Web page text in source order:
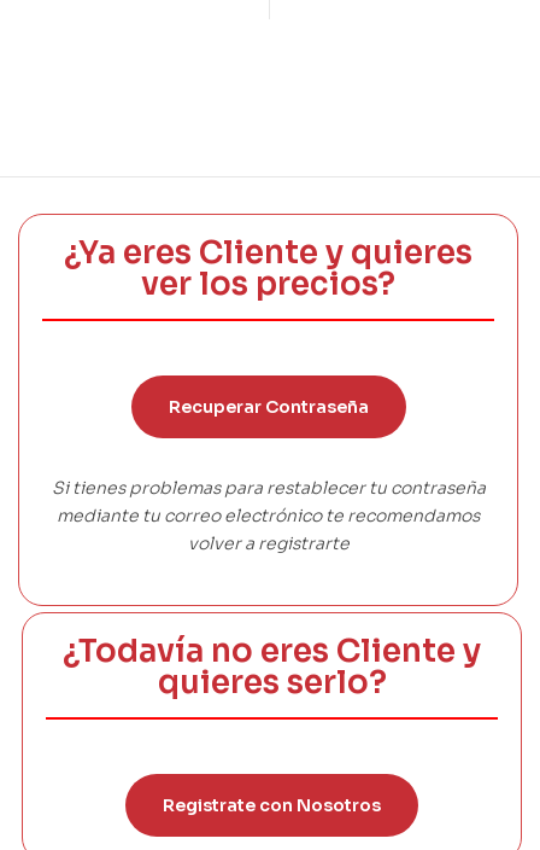
¿Ya eres Cliente y quieres
ver los precios?
Recuperar Contraseña
Si tienes problemas para restablecer tu contraseña
mediante tu correo electrónico te recomendamos
volver a registrarte
¿Todavía no eres Cliente y
quieres serlo?
Registrate con Nosotros